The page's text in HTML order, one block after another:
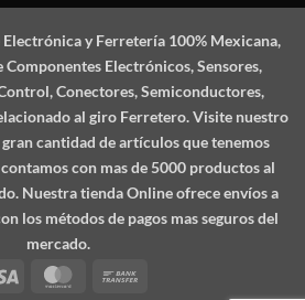
Electrónica y Ferretería 100% Mexicana,
Componentes Electrónicos, Sensores,
Conectores, Semiconductores,
al giro Ferretero. Visite nuestro
cantidad de artículos que tenemos
con mas de 5000 productos al
Nuestra tienda Online ofrece envíos a
los métodos de pagos mas seguros del
mercado.
Visa
MasterCard